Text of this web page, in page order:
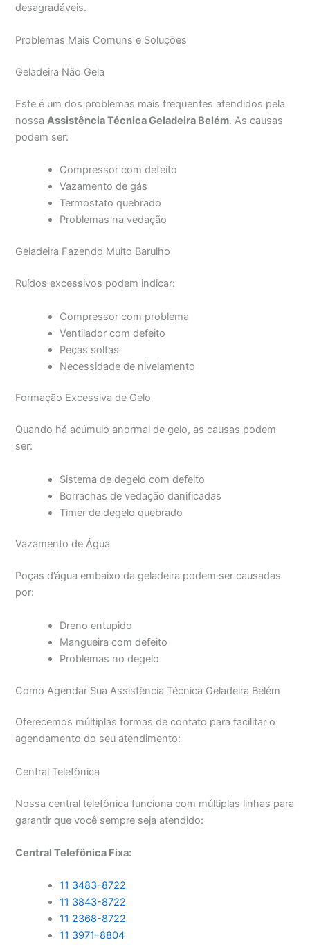
desagradáveis.
Problemas Mais Comuns e Soluções
Geladeira Não Gela
Este é um dos problemas mais frequentes atendidos pela
nossaAssistência Técnica Geladeira Belém. As causas
podem ser:
Compressor com defeito
Vazamento de gás
Termostato quebrado
Problemas na vedação
Geladeira Fazendo Muito Barulho
Ruídos excessivos podem indicar:
Compressor com problema
Ventilador com defeito
Peças soltas
Necessidade de nivelamento
Formação Excessiva de Gelo
Quando há acúmulo anormal de gelo, as causas podem
ser:
Sistema de degelo com defeito
Borrachas de vedação danificadas
Timer de degelo quebrado
Vazamento de Água
Poças d’água embaixo da geladeira podem ser causadas
por:
Dreno entupido
Mangueira com defeito
Problemas no degelo
Como Agendar Sua Assistência Técnica Geladeira Belém
Oferecemos múltiplas formas de contato para facilitar o
agendamento do seu atendimento:
Central Telefônica
Nossa central telefônica funciona com múltiplas linhas para
garantir que você sempre seja atendido:
Central Telefônica Fixa:
11 3483-8722
11 3843-8722
11 2368-8722
11 3971-8804